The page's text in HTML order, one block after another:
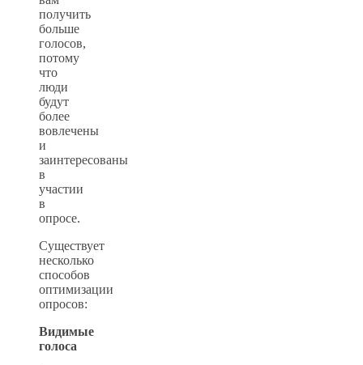
получить
больше
голосов,
потому
что
люди
будут
более
вовлечены
и
заинтересованы
в
участии
в
опросе.
Существует
несколько
способов
оптимизации
опросов:
Видимые
голоса